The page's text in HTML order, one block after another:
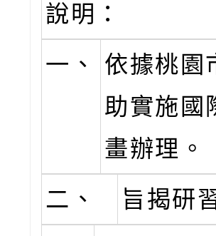
說明：
一、
依據桃園
助實施國
畫辦理。
二、
旨揭研